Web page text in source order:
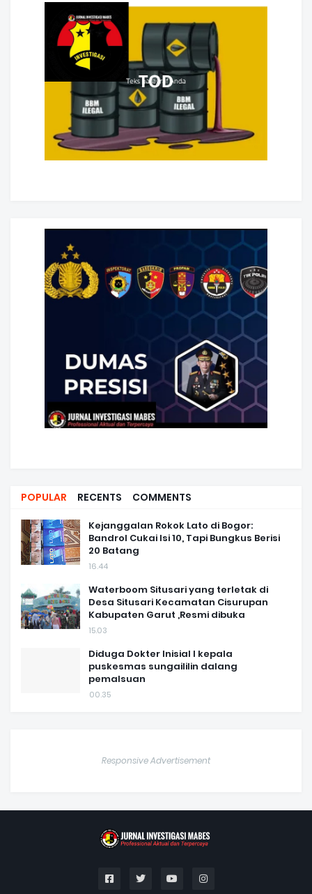
POPULAR RECENTS COMMENTS
Kejanggalan Rokok Lato di Bogor:
Bandrol Cukai Isi 10, Tapi Bungkus Berisi
20 Batang
16.44
Waterboom Situsari yang terletak di
Desa Situsari Kecamatan Cisurupan
Kabupaten Garut ,Resmi dibuka
15.03
Diduga Dokter Inisial I kepala
puskesmas sungaililin dalang
pemalsuan
00.35
Responsive Advertisement